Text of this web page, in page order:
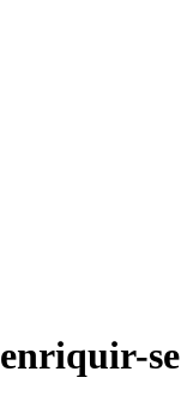
enriquir-se